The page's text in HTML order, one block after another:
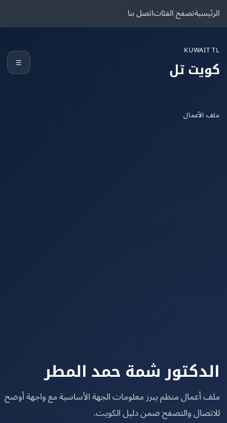
تصفح الفئاتاتصل بنا
تل
شمة حمد المطر
منظم يبرز معلومات الجهة الأساسية مع واجهة أوضح
والتصفح ضمن دليل الكويت.